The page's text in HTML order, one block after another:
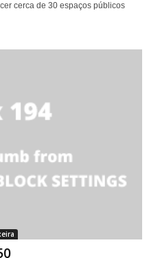
cerca de 30 espaços públicos